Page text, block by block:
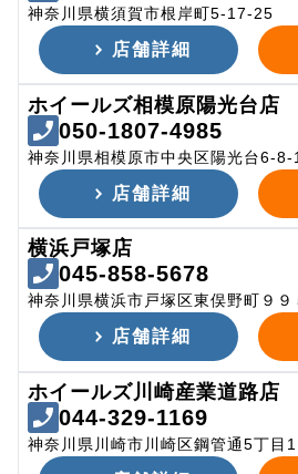
神奈川県横須賀市根岸町5-17-25
店舗詳細
ホイールズ相模原陽光台店
050-1807-4985
神奈川県相模原市中央区陽光台6-8-
店舗詳細
横浜戸塚店
045-858-5678
神奈川県横浜市戸塚区東俣野町９９
店舗詳細
ホイールズ川崎産業道路店
044-329-1169
神奈川県川崎市川崎区鋼管通5丁目